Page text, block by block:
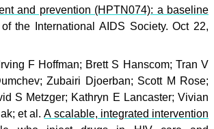
and prevention (HPTN074): a baseline
the International AIDS Society. Oct 22,
F Hoffman; Brett S Hanscom; Tran V
Zubairi Djoerban; Scott M Rose;
S Metzger; Kathryn E Lancaster; Vivian
et al.A scalable, integrated intervention